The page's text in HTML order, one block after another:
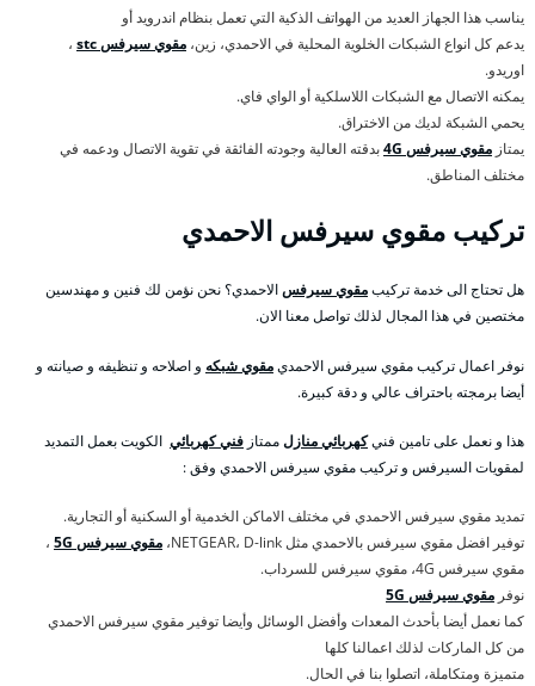
يناسب هذا الجهاز العديد من الهواتف الذكية التي تعمل بنظام اندرويد أو
يدعم كل انواع الشبكات الخلوية المحلية في الاحمدي، زين، مقوي سيرفس stc
،
اوريدو.
يمكنه الاتصال مع الشبكات اللاسلكية أو الواي فاي.
يحمي الشبكة لديك من الاختراق.
يمتاز مقوي سيرفس 4G
بدقته العالية وجودته الفائقة في تقوية الاتصال ودعمه في
مختلف المناطق.
تركيب مقوي سيرفس الاحمدي
هل تحتاج الى خدمة تركيبمقوي سيرفسالاحمدي؟ نحن نؤمن لك فنين و مهندسين
مختصين في هذا المجال لذلك تواصل معنا الان.
نوفر اعمال تركيب مقوي سيرفس الاحمديمقوي شبكه و اصلاحه و تنظيفه و صيانته و
أيضا برمجته باحتراف عالي و دقة كبيرة.
هذا و نعمل على تامين فنيكهربائي منازلممتاز فني كهربائي الكويت بعمل التمديد
لمقويات السيرفس و تركيب مقوي سيرفس الاحمدي وفق :
تمديد مقوي سيرفس الاحمدي في مختلف الاماكن الخدمية أو السكنية أو التجارية.
توفير افضل مقوي سيرفس بالاحمدي مثل NETGEAR، D-link،
مقوي سيرفس 5G
،
مقوي سيرفس 4G، مقوي سيرفس للسرداب.
نوفر مقوي سيرفس 5G
كما نعمل أيضا بأحدث المعدات وأفضل الوسائل وأيضا توفير مقوي سيرفس الاحمدي
من كل الماركات لذلك اعمالنا كلها
متميزة ومتكاملة، اتصلوا بنا في الحال.